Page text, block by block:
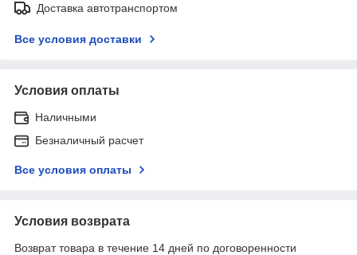
Доставка автотранспортом
Все условия доставки
Условия оплаты
Наличными
Безналичный расчет
Все условия оплаты
Условия возврата
Возврат товара в течение 14 дней по договоренности